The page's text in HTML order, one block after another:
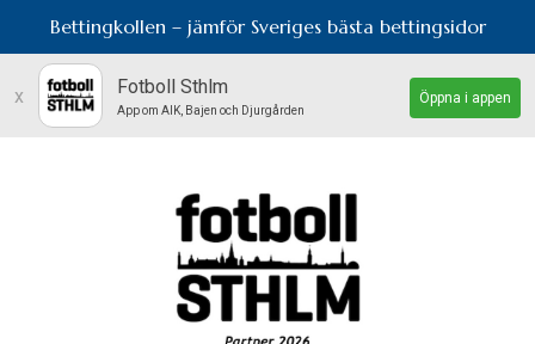
Bettingkollen – jämför Sveriges bästa bettingsidor
x Fotboll Sthlm
App om AIK, Bajen och Djurgården
Öppna i appen